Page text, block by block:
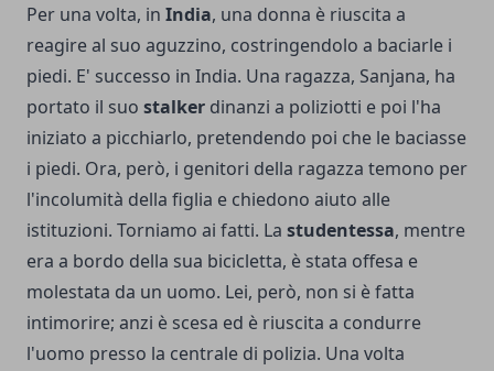
Per una volta, in India, una donna è riuscita a
reagire al suo aguzzino, costringendolo a baciarle i
piedi. E' successo in India. Una ragazza, Sanjana, ha
portato il suo stalker dinanzi a poliziotti e poi l'ha
iniziato a picchiarlo, pretendendo poi che le baciasse
i piedi. Ora, però, i genitori della ragazza temono per
l'incolumità della figlia e chiedono aiuto alle
istituzioni. Torniamo ai fatti. La studentessa, mentre
era a bordo della sua bicicletta, è stata offesa e
molestata da un uomo. Lei, però, non si è fatta
intimorire; anzi è scesa ed è riuscita a condurre
l'uomo presso la centrale di polizia. Una volta